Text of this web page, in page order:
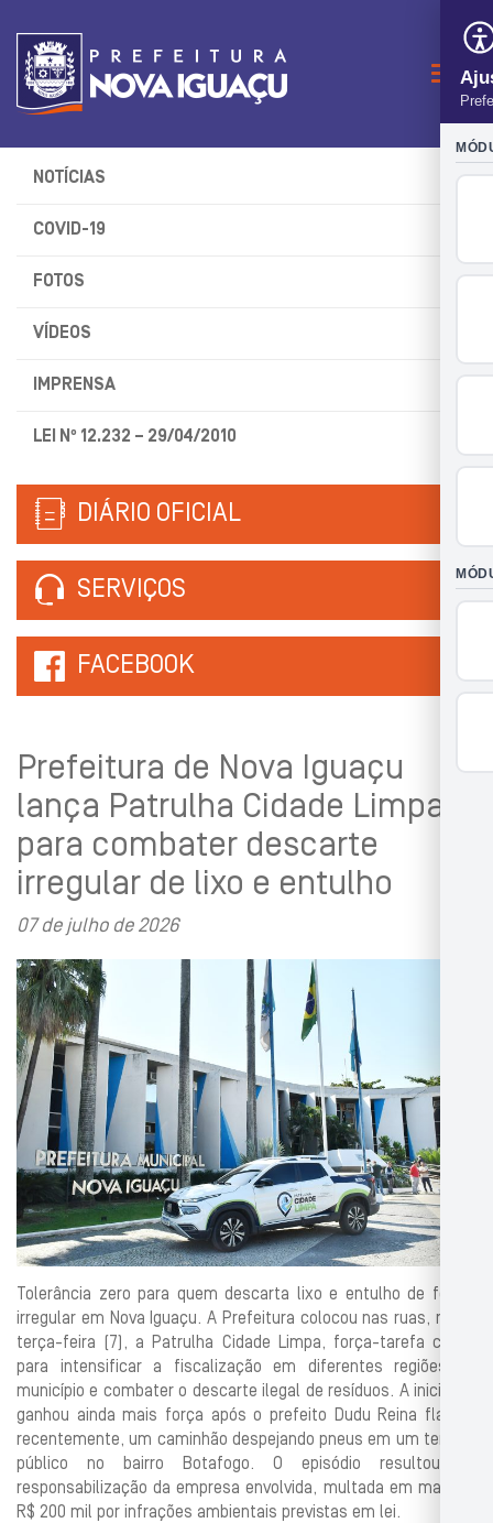
NOTÍCIAS
COVID-19
FOTOS
VÍDEOS
IMPRENSA
LEI Nº 12.232 – 29/04/2010
DIÁRIO OFICIAL
SERVIÇOS
FACEBOOK
Prefeitura de Nova Iguaçu
lança Patrulha Cidade Limpa
para combater descarte
irregular de lixo e entulho
07 de julho de 2026
Tolerância zero para quem descarta lixo e entulho de forma
irregular em Nova Iguaçu. A Prefeitura colocou nas ruas, nesta
terça-feira (7), a Patrulha Cidade Limpa, força-tarefa criada
para intensificar a fiscalização em diferentes regiões do
município e combater o descarte ilegal de resíduos. A iniciativa
ganhou ainda mais força após o prefeito Dudu Reina flagrar,
recentemente, um caminhão despejando pneus em um terreno
público no bairro Botafogo. O episódio resultou na
responsabilização da empresa envolvida, multada em mais de
R$ 200 mil por infrações ambientais previstas em lei.